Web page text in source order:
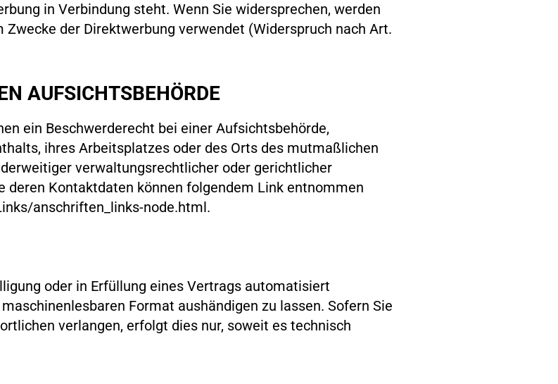
in Verbindung steht. Wenn Sie widersprechen, werden
der Direktwerbung verwendet (Widerspruch nach Art.
AUFSICHTSBEHÖRDE
ein Beschwerderecht bei einer Aufsichtsbehörde,
ihres Arbeitsplatzes oder des Orts des mutmaßlichen
verwaltungsrechtlicher oder gerichtlicher
Kontaktdaten können folgendem Link entnommen
anschriften_links-node.html.
oder in Erfüllung eines Vertrags automatisiert
Format aushändigen zu lassen. Sofern Sie
verlangen, erfolgt dies nur, soweit es technisch